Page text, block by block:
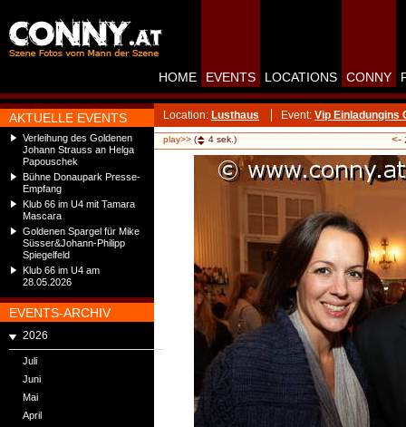
AKTUELLE EVENTS
Verleihung des Goldenen
Johann Strauss an Helga
Papouschek
Bühne Donaupark Presse-
Empfang
Klub 66 im U4 mit Tamara
Mascara
Goldenen Spargel für Mike
Süsser&Johann-Philipp
Spiegelfeld
Klub 66 im U4 am
28.05.2026
EVENTS-ARCHIV
2026
Juli
Juni
Mai
April
HOME EVENTS LOCATIONS CONNY
Location: Lusthaus Event: Vip Einladungins
play>> ( 4 sek.) <-